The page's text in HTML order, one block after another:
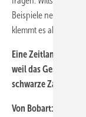
Beispiele nennen,
klemmt es aber ganz
Eine Zeitlang hatte
weil das Geschäft
schwarze Zahlen zu
Von Bobart: